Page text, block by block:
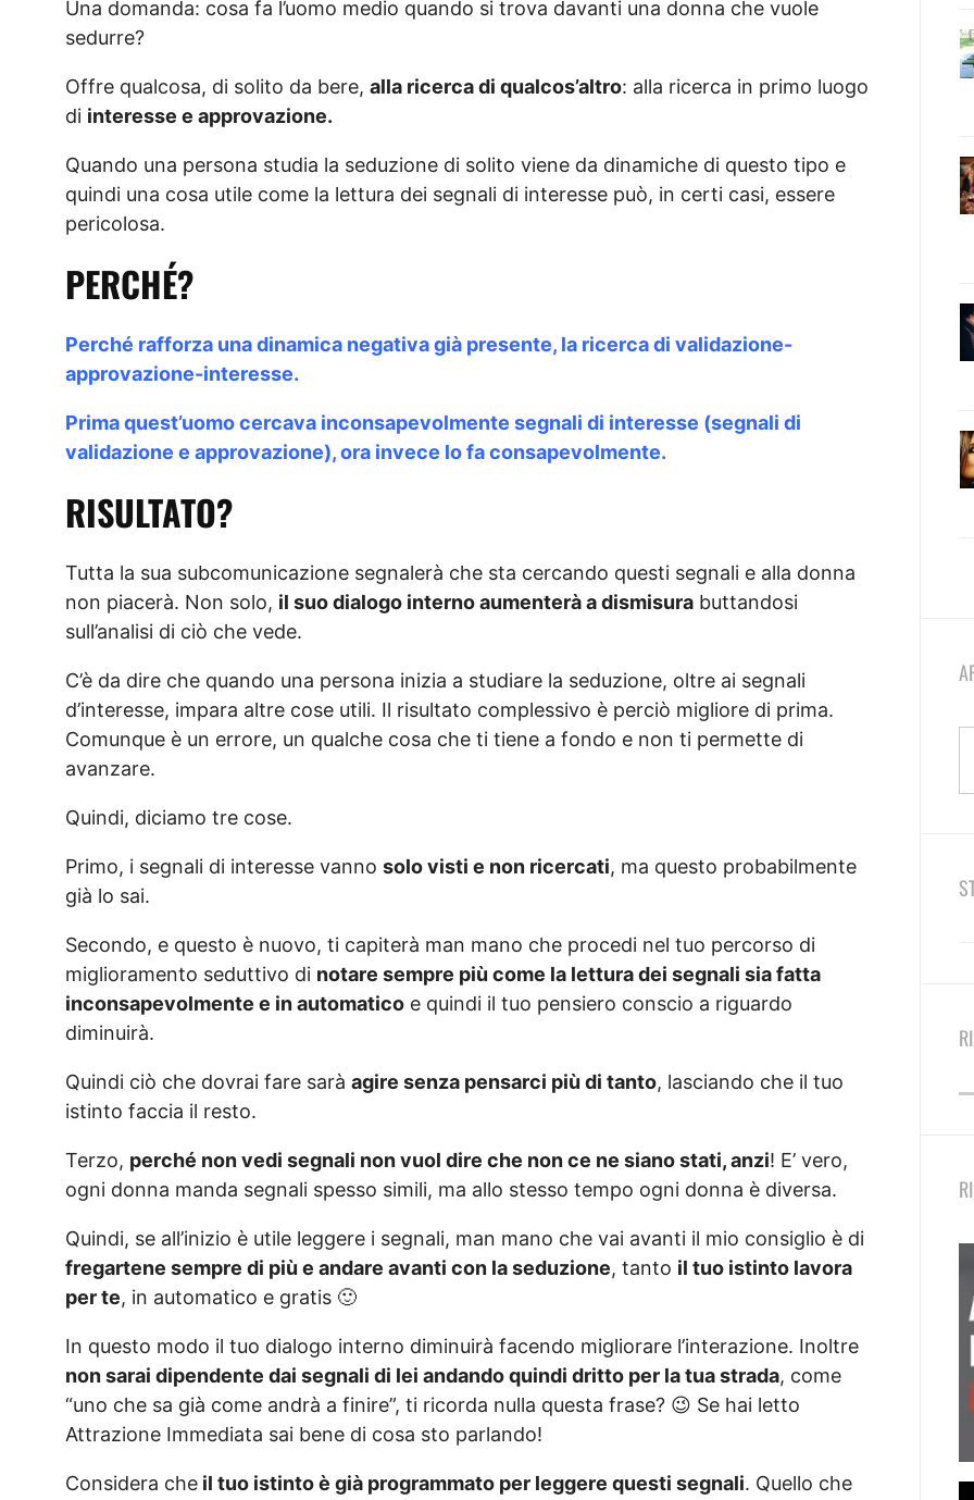
Una domanda: cosa fa l’uomo medio quando si trova davanti una donna che vuole
sedurre?
Offre qualcosa, di solito da bere,alla ricerca di qualcos’altro: alla ricerca in primo luogo
di interesse e approvazione.
Quando una persona studia la seduzione di solito viene da dinamiche di questo tipo e
quindi una cosa utile come la lettura dei segnali di interesse può, in certi casi, essere
pericolosa.
PERCHÉ?
Perché rafforza una dinamica negativa già presente, la ricerca di validazione-
approvazione-interesse.
Prima quest’uomo cercava inconsapevolmente segnali di interesse (segnali di
validazione e approvazione), ora invece lo fa consapevolmente.
RISULTATO?
Tutta la sua subcomunicazione segnalerà che sta cercando questi segnali e alla donna
non piacerà. Non solo, il suo dialogo interno aumenterà a dismisura buttandosi
sull’analisi di ciò che vede.
C’è da dire che quando una persona inizia a studiare la seduzione, oltre ai segnali
d’interesse, impara altre cose utili. Il risultato complessivo è perciò migliore di prima.
Comunque è un errore, un qualche cosa che ti tiene a fondo e non ti permette di
avanzare.
Quindi, diciamo tre cose.
Primo, i segnali di interesse vannosolo visti e non ricercati, ma questo probabilmente
già lo sai.
Secondo, e questo è nuovo, ti capiterà man mano che procedi nel tuo percorso di
miglioramento seduttivo di notare sempre più come la lettura dei segnali sia fatta
inconsapevolmente e in automatico e quindi il tuo pensiero conscio a riguardo
diminuirà.
Quindi ciò che dovrai fare saràagire senza pensarci più di tanto, lasciando che il tuo
istinto faccia il resto.
Terzo, perché non vedi segnali non vuol dire che non ce ne siano stati, anzi! E’ vero,
ogni donna manda segnali spesso simili, ma allo stesso tempo ogni donna è diversa.
Quindi, se all’inizio è utile leggere i segnali, man mano che vai avanti il mio consiglio è di
fregartene sempre di più e andare avanti con la seduzione, tanto il tuo istinto lavora
per te, in automatico e gratis 🙂
In questo modo il tuo dialogo interno diminuirà facendo migliorare l’interazione. Inoltre
non sarai dipendente dai segnali di lei andando quindi dritto per la tua strada, come
“uno che sa già come andrà a finire”, ti ricorda nulla questa frase? 😉 Se hai letto
Attrazione Immediata sai bene di cosa sto parlando!
Considera che iltuo istinto è già programmato per leggere questi segnali. Quello che